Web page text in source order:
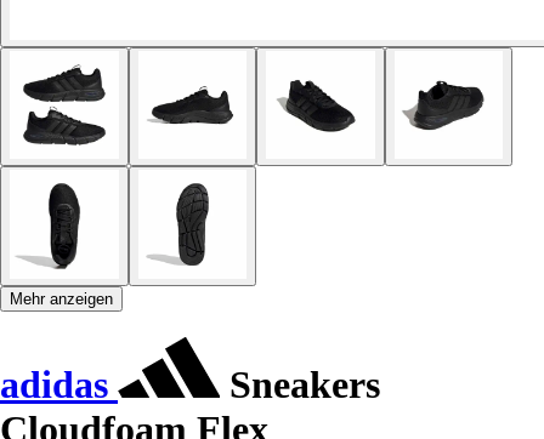
Mehr anzeigen
adidas
Sneakers
Cloudfoam Flex